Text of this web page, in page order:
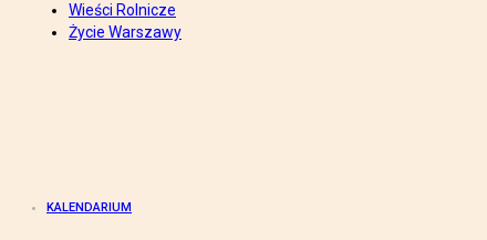
Wieści Rolnicze
Życie Warszawy
KALENDARIUM